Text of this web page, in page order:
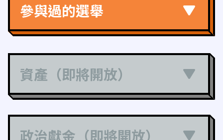
參與過的選舉
資產（即將開放）
政治獻金（即將開放）